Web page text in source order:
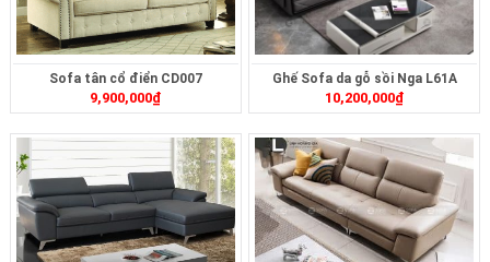
Sofa tân cổ điển CD007
9,900,000₫
Ghế Sofa da gỗ sồi Nga L61A
10,200,000₫